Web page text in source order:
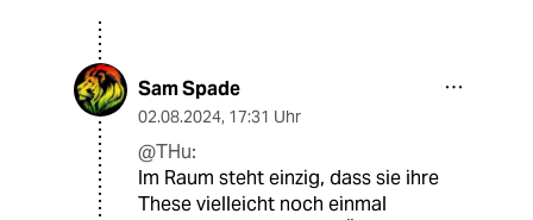
Sam Spade
02.08.2024, 17:31 Uhr
@THu:
Im Raum steht einzig, dass sie ihre
These vielleicht noch einmal